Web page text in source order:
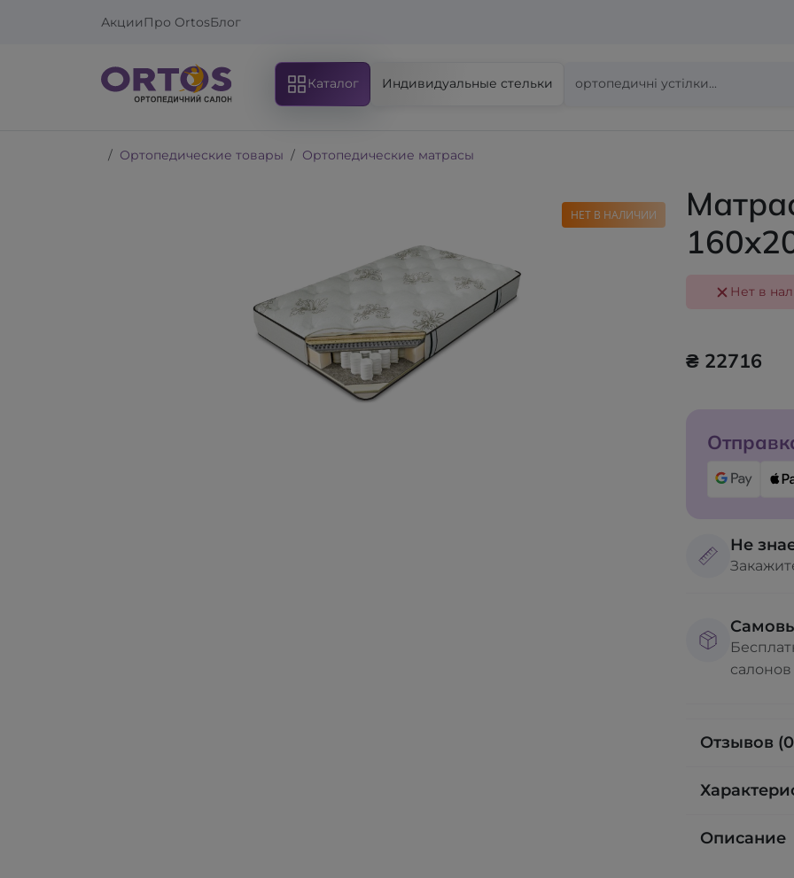
АкцииПро OrtosБлог
Каталог Индивидуальные стельки
Ортопедические товары Ортопедические матрасы
НЕТ В НАЛИЧИИ
Нет в
₴ 22716
Не
салонов
Отзывов
Описание